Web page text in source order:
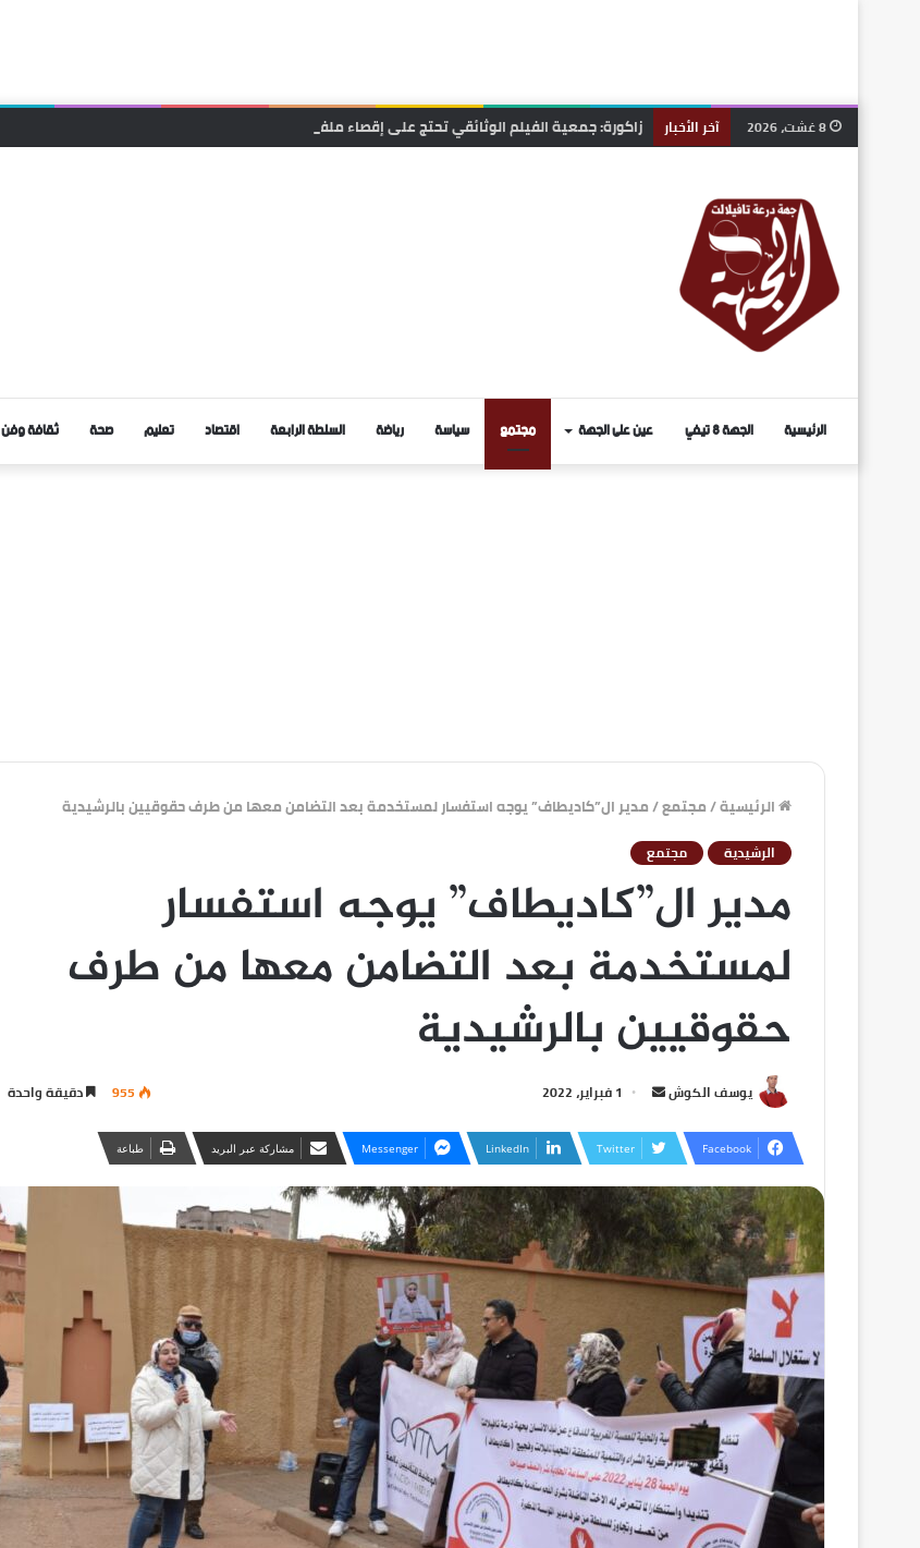
آخر الأخبار زاكورة: جمعية الفيلم الوثائقي تحتج على إقصاء ملفها من دعم المهرجانات السينمائية
الرئيسية الجهة 8 تيفي عين على الجهة مجتمع سياسة رياضة السلطة الرابعة اقتصاد تعليم صحة ثقافة وفن
الرئيسية/مجتمع/مدير ال”كاديطاف” يوجه استفسار لمستخدمة بعد التضامن معها من طرف حقوقيين بالرشيدية
الرشيدية مجتمع
مدير ال”كاديطاف” يوجه استفسار
لمستخدمة بعد التضامن معها من طرف
حقوقيين بالرشيدية
يوسف الكوش 1 فبراير، 2022 955 دقيقة واحدة
Facebook
Twitter
LinkedIn
Messenger مشاركة عبر البريد طباعة